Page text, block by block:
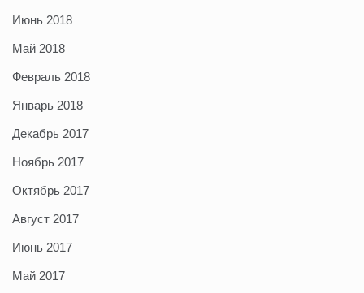
Июнь 2018
Май 2018
Февраль 2018
Январь 2018
Декабрь 2017
Ноябрь 2017
Октябрь 2017
Август 2017
Июнь 2017
Май 2017